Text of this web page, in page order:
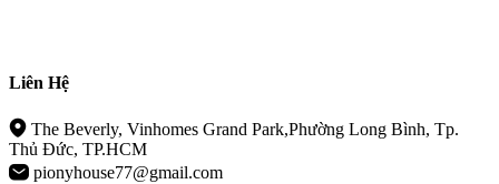
Liên Hệ
The Beverly, Vinhomes Grand Park,Phường Long Bình, Tp.
Thủ Đức, TP.HCM
pionyhouse77@gmail.com